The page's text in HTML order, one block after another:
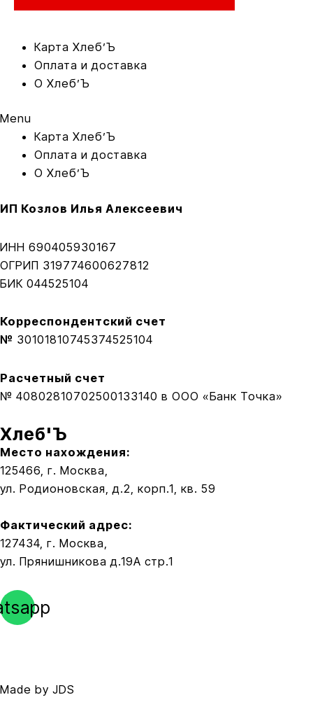
Карта Xлеб’Ъ
Оплата и доставка
O Хлеб’Ъ
Menu
Карта Xлеб’Ъ
Оплата и доставка
O Хлеб’Ъ
ИП Козлов Илья Алексеевич
ИНН 690405930167
ОГРИП 319774600627812
БИК 044525104
Корреспондентский счет
№ 30101810745374525104
Расчетный счет
№ 40802810702500133140 в ООО «Банк Точка»
Хлеб'Ъ
Место нахождения:
125466, г. Москва,
ул. Родионовская, д.2, корп.1, кв. 59
Фактический адрес:
127434, г. Москва,
ул. Прянишникова д.19А стр.1
Made by JDS